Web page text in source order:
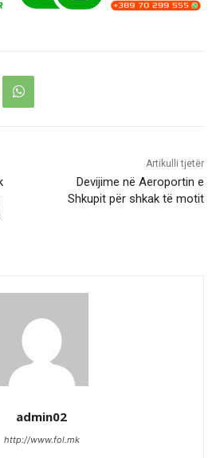
Artikulli tjetër
Devijime në Aeroportin e
Shkupit për shkak të motit
admin02
http://www.fol.mk